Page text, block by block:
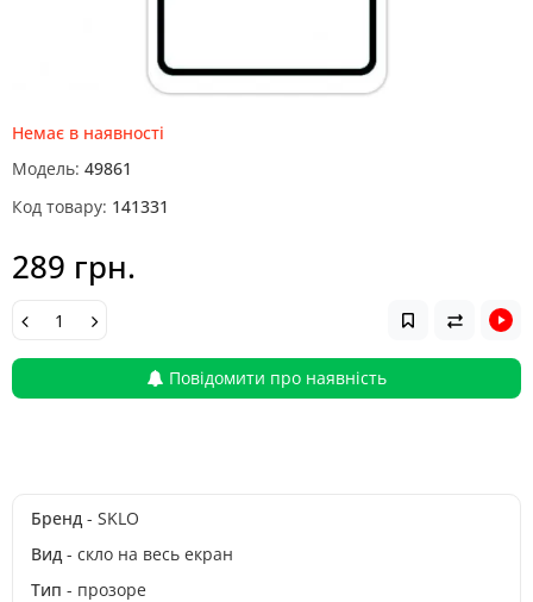
Немає в наявності
Модель: 49861
Код товару: 141331
289 грн.
Повідомити про наявність
Бренд - SKLO
Вид - скло на весь екран
Тип - прозоре